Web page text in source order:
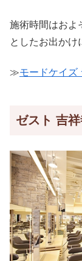
施術時間はおよ
としたお出かけ
≫モードケイズ
ゼスト 吉